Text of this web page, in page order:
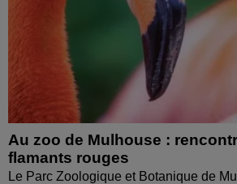
Au zoo de Mulhouse :
flamants rouges
Le Parc Zoologique et Botanique de